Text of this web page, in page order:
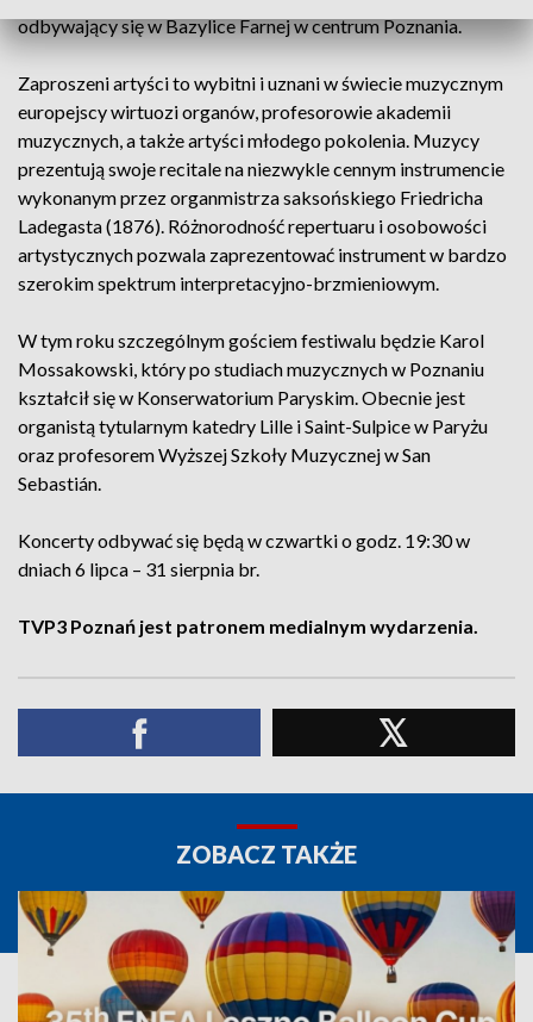
odbywający się w Bazylice Farnej w centrum Poznania.
Zaproszeni artyści to wybitni i uznani w świecie muzycznym
europejscy wirtuozi organów, profesorowie akademii
muzycznych, a także artyści młodego pokolenia. Muzycy
prezentują swoje recitale na niezwykle cennym instrumencie
wykonanym przez organmistrza saksońskiego Friedricha
Ladegasta (1876). Różnorodność repertuaru i osobowości
artystycznych pozwala zaprezentować instrument w bardzo
szerokim spektrum interpretacyjno-brzmieniowym.
W tym roku szczególnym gościem festiwalu będzie Karol
Mossakowski, który po studiach muzycznych w Poznaniu
kształcił się w Konserwatorium Paryskim. Obecnie jest
organistą tytularnym katedry Lille i Saint-Sulpice w Paryżu
oraz profesorem Wyższej Szkoły Muzycznej w San
Sebastián.
Koncerty odbywać się będą w czwartki o godz. 19:30 w
dniach 6 lipca – 31 sierpnia br.
TVP3 Poznań jest patronem medialnym wydarzenia.
ZOBACZ TAKŻE